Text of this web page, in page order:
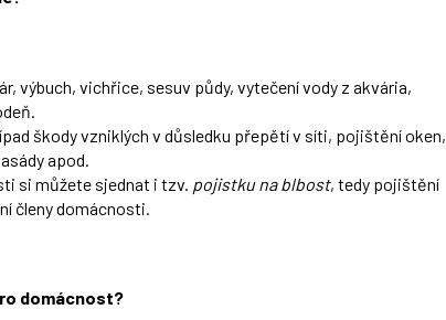
výbuch, vichřice, sesuv půdy, vytečení vody z akvária,
škody vzniklých v důsledku přepětí v síti, pojištění oken,
apod.
si můžete sjednat i tzv. pojistku na blbost, tedy pojištění
členy domácnosti.
domácnost?